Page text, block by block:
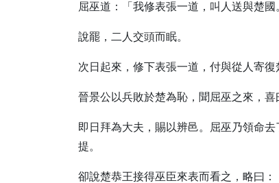
屈巫道：「我修表張一道，叫人送與楚
說罷，二人交頭而眠。
次日起來，修下表張一道，付與從人寄復
晉景公以兵敗於楚為恥，聞屈巫之來，喜
即日拜為大夫，賜以辨邑。屈巫乃領命
提。
卻說楚恭王接得巫臣來表而看之，略曰：